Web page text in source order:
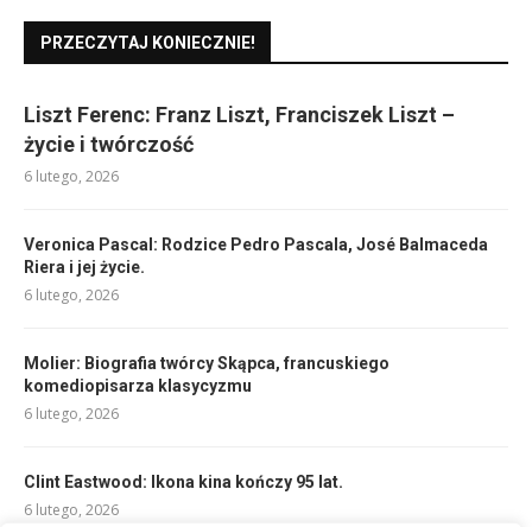
PRZECZYTAJ KONIECZNIE!
Liszt Ferenc: Franz Liszt, Franciszek Liszt –
życie i twórczość
6 lutego, 2026
Veronica Pascal: Rodzice Pedro Pascala, José Balmaceda
Riera i jej życie.
6 lutego, 2026
Molier: Biografia twórcy Skąpca, francuskiego
komediopisarza klasycyzmu
6 lutego, 2026
Clint Eastwood: Ikona kina kończy 95 lat.
6 lutego, 2026